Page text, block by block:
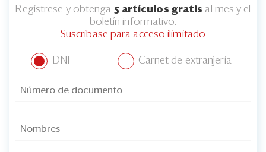
Regístrese y obtenga 5 artículos gratis al mes y el
boletín informativo.
Suscríbase para acceso ilimitado
DNI Carnet de extranjería